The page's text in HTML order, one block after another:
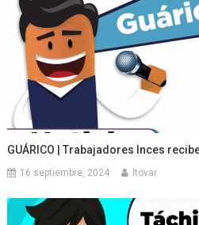
GUÁRICO | Trabajadores Inces
16 septiembre, 2024 ltovar